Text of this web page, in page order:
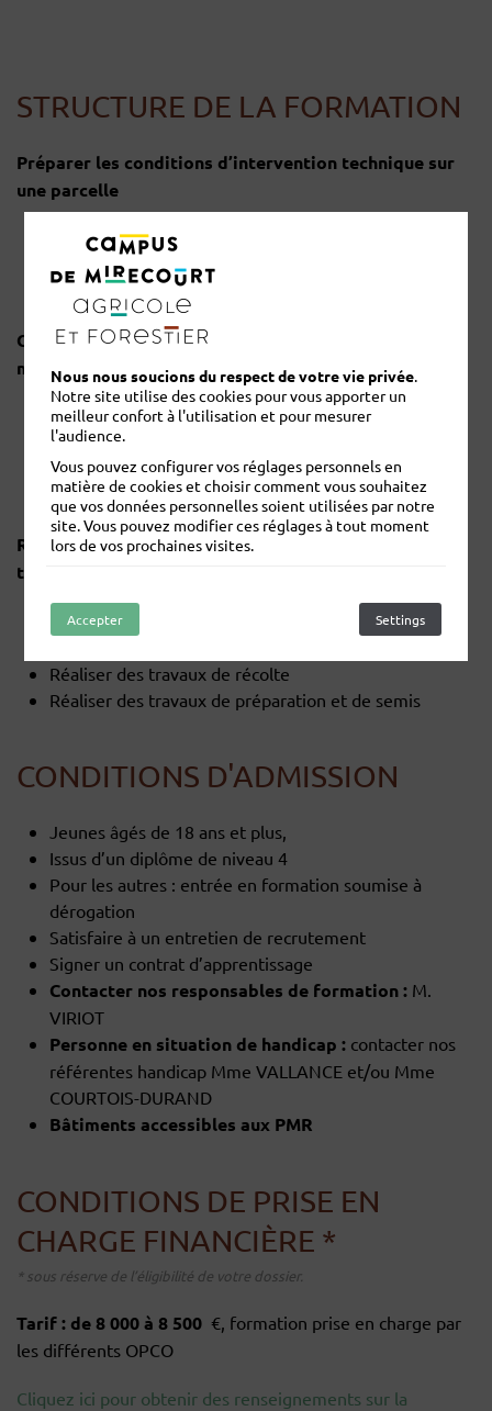
STRUCTURE DE LA FORMATION
Préparer les conditions d’intervention technique sur
une parcelle
Réaliser un diagnostic agroécologique d’une parcelle
Interpréter des données numériques relatives à des
travaux d’apport d’intrants sur une parcelle
Optimiser les paramétrages et les réglages des
machines et des équipements
Paramétrer le guidage GPS et des séquences de
travail automatisées
Effectuer les réglages des machines et des
équipements
Réaliser des travaux agricoles mécanisés de haute
technicité agronomique et technologique
Réaliser des travaux mécaniques d’entretien des
Réaliser des travaux de récolte
Réaliser des travaux de préparation et de semis
CONDITIONS D'ADMISSION
Jeunes âgés de 18 ans et plus,
Issus d’un diplôme de niveau 4
Pour les autres : entrée en formation soumise à
dérogation
Satisfaire à un entretien de recrutement
Signer un contrat d’apprentissage
Contacter nos responsables de formation : M.
VIRIOT
Personne en situation de handicap : contacter nos
référentes handicap Mme VALLANCE et/ou Mme
COURTOIS-DURAND
Bâtiments accessibles aux PMR
CONDITIONS DE PRISE EN
CHARGE FINANCIÈRE *
* sous réserve de l’éligibilité de votre dossier.
Tarif : de 8 000 à 8 500 €, formation prise en charge par
les différents OPCO
Cliquez ici pour obtenir des renseignements sur la
Nous nous soucions du respect de votre vie privée.
Notre site utilise des cookies pour vous apporter un
meilleur confort à l'utilisation et pour mesurer
l'audience.
Vous pouvez configurer vos réglages personnels en
matière de cookies et choisir comment vous souhaitez
que vos données personnelles soient utilisées par notre
site. Vous pouvez modifier ces réglages à tout moment
lors de vos prochaines visites.
Accepter Settings